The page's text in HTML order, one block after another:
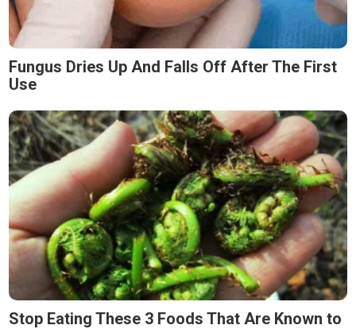
Fungus Dries Up And Falls Off After The First
Use
Stop Eating These 3 Foods That Are Known to